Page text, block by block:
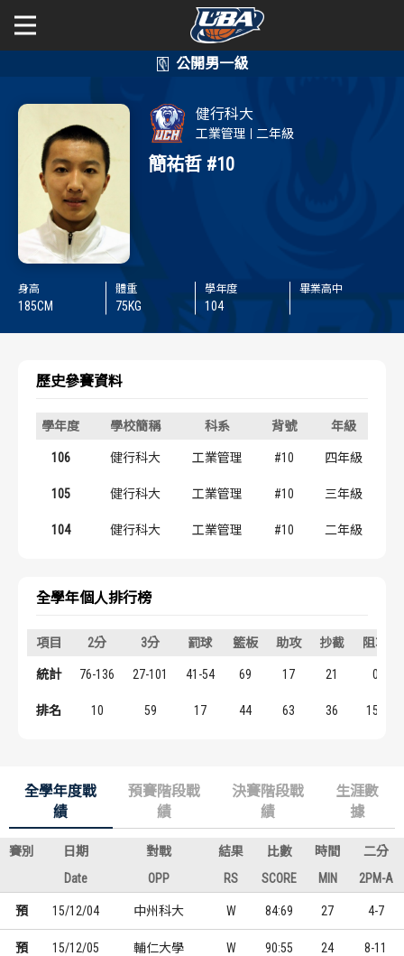
公開男一級 賽事資訊
賽程表
歷屆冠軍
歷史數據排行
公開女一級
賽事資訊
賽程表
歷屆冠軍
歷史數據排行
二級與一般組
新聞
健行科大
工業管理 二年級
簡祐哲 #10
身高
185CM
體重
75KG
學年度
104
畢業高中
歷史參賽資料
學年度 學校簡稱 科系 背號 年級
106 健行科大 工業管理 #10 四年級
105 健行科大 工業管理 #10 三年級
104 健行科大 工業管理 #10 二年級
全學年個人排行榜
項目 2分 3分 罰球 籃板 助攻 抄截 阻攻
統計 76-136 27-101 41-54 69 17 21 0
排名 10 59 17 44 63 36 151
全學年度戰
績
預賽階段戰
績
決賽階段戰
績
生涯數
據
賽別 日期 對戰 結果 比數 時間
二分
Date
OPP RS SCORE MIN 2PM-A
預 15/12/04 中州科大 W 84:69 27 4-7
預 15/12/05 輔仁大學 W 90:55 24 8-11